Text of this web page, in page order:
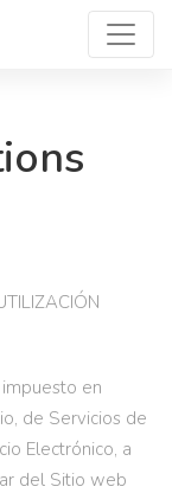
en
de Servicios de
Electrónico, a
del Sitio web